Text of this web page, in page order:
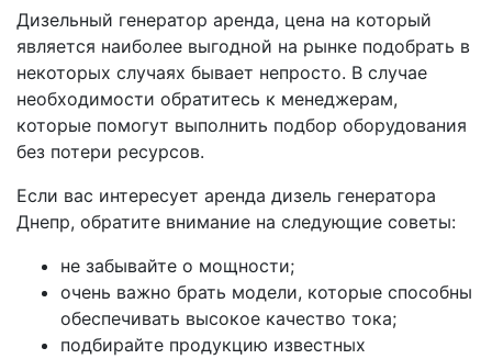
Дизельный генератор аренда, цена на который
является наиболее выгодной на рынке подобрать в
некоторых случаях бывает непросто. В случае
необходимости обратитесь к менеджерам,
которые помогут выполнить подбор оборудования
без потери ресурсов.
Если вас интересует аренда дизель генератора
Днепр, обратите внимание на следующие советы:
не забывайте о мощности;
очень важно брать модели, которые способны
обеспечивать высокое качество тока;
подбирайте продукцию известных